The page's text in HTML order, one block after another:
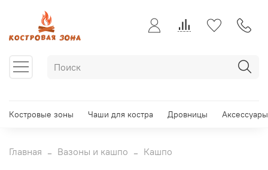
Костровые зоны Чаши для костра Дровницы Аксессуары
Главная Вазоны и кашпо Кашпо